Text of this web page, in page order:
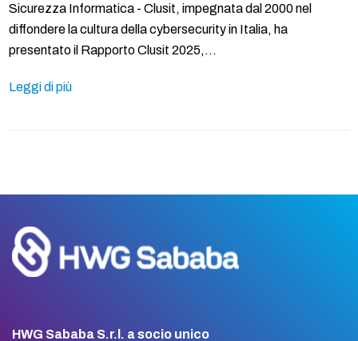
Sicurezza Informatica - Clusit, impegnata dal 2000 nel
diffondere la cultura della cybersecurity in Italia, ha
presentato il Rapporto Clusit 2025,…
Leggi di più
HWG Sababa S.r.l. a socio unico